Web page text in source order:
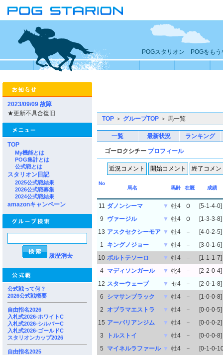
POGスタリオン POGをもう
2023/09/09 故障
★更新不具合復旧
TOP
My機能とは
POG集計とは
公式戦とは
スタリオン日記
2025公式戦結果
2026公式戦募集
2024公式戦結果
amazonキャンペーン
履歴消去
公式戦って何？
2026公式戦概要
自由指名2026
入札式2026-ホワイトC
入札式2026-シルバーC
入札式2026-ゴールドC
スタリオンカップ2026
自由指名2025
TOP ＞ グループTOP ＞ 馬一覧
一覧 最新状況 ランキング
ゴーロクシチー プロフィール
No
馬名
馬齢 在厩 成績
11 ダノンシーマ ▼ 牡4 Ｏ
[5-1-4-0]
9
ヴァージル ▼ 牡4 Ｏ
[1-3-3-8]
13 アスクセクシーモア ▼ 牡4 －
[4-0-2-5]
1
キングノジョー ▼ 牡4 －
[3-0-1-6]
10 ボルトテソーロ ▼ 牡4 －
[1-1-1-7]
4
マディソンガール ▼ 牝4 －
[2-2-0-4]
12 スターウェーブ ▼ セ4 －
[2-0-1-8]
6
シマサンブラック ▼ 牡4 －
[1-0-0-8]
2
オブラマエストラ ▼ 牡4 －
[0-0-0-5]
15 アーバリアンジム ▼ 牡4 －
[0-0-0-2]
3
トルストイ ▼ 牡4 －
[0-0-0-8]
5
マイネルラファール ▼ 牡4 －
[0-1-0-